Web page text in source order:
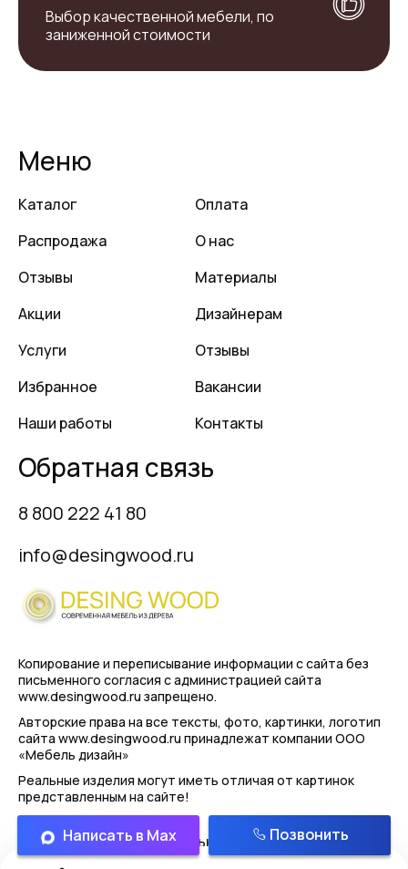
Выбор качественной мебели, по
заниженной стоимости
Меню
Каталог
Распродажа
Отзывы
Акции
Услуги
Избранное
Наши работы
Оплата
О нас
Материалы
Дизайнерам
Отзывы
Вакансии
Контакты
Обратная связь
8 800 222 41 80
info@desingwood.ru
Копирование и переписывание информации с сайта без
письменного согласия с администрацией сайта
www.desingwood.ru запрещено.
Авторские права на все тексты, фото, картинки, логотип
сайта www.desingwood.ru принадлежат компании ООО
«Мебель дизайн»
Реальные изделия могут иметь отличая от картинок
представленным на сайте!
Политика конфиденциальности
Написать в Max Позвонить